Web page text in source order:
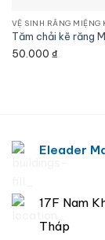
VỆ SINH RĂNG MIỆNG
Tăm chải kẽ răng
50.000 ₫
Eleader
17F Nam
Tháp